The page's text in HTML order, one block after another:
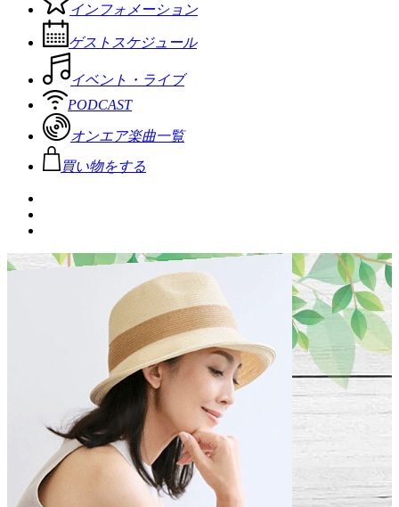
インフォメーション
ゲストスケジュール
イベント・ライブ
PODCAST
オンエア楽曲一覧
買い物をする